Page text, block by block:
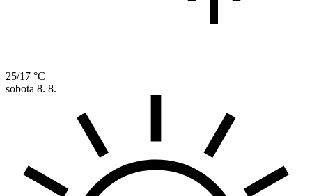
25/17 °C
sobota 8. 8.